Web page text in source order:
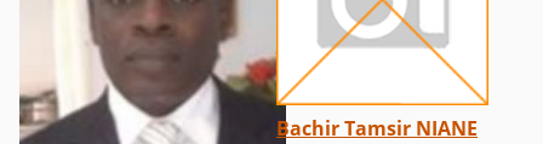
Bachir Tamsir NIANE